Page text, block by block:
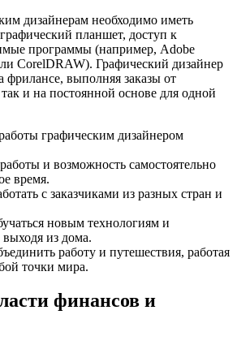
дизайнерам необходимо иметь
планшет, доступ к
программы (например, Adobe
CorelDRAW). Графический дизайнер
фрилансе, выполняя заказы от
и на постоянной основе для одной
графическим дизайнером
и возможность самостоятельно
время.
с заказчиками из разных стран и
новым технологиям и
из дома.
работу и путешествия, работая
точки мира.
финансов и